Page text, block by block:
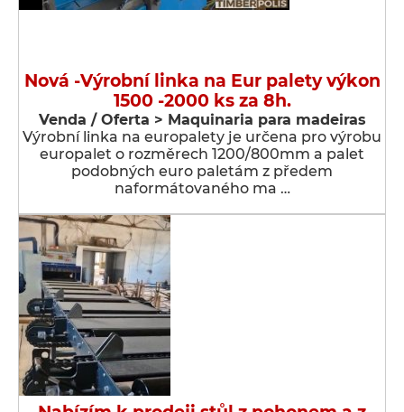
Nová -Výrobní linka na Eur palety výkon
1500 -2000 ks za 8h.
Venda / Oferta > Maquinaria para madeiras
Výrobní linka na europalety je určena pro výrobu
europalet o rozměrech 1200/800mm a palet
podobných euro paletám z předem
naformátovaného ma …